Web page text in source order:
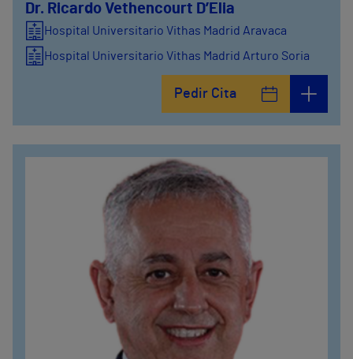
Dr. Ricardo Vethencourt D’Elia
Hospital Universitario Vithas Madrid Aravaca
Hospital Universitario Vithas Madrid Arturo Soria
Pedir Cita